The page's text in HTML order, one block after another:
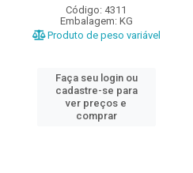
Código: 4311
Embalagem: KG
Produto de peso variável
Faça seu login ou
cadastre-se para
ver preços e
comprar